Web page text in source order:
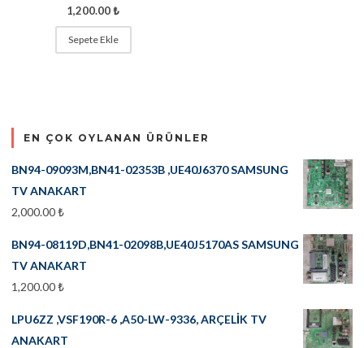
1,200.00₺
Sepete Ekle
EN ÇOK OYLANAN ÜRÜNLER
BN94-09093M,BN41-02353B ,UE40J6370 SAMSUNG
TV ANAKART
2,000.00₺
BN94-08119D,BN41-02098B,UE40J5170AS SAMSUNG
TV ANAKART
1,200.00₺
LPU6ZZ ,VSF190R-6 ,A50-LW-9336, ARÇELİK TV
ANAKART